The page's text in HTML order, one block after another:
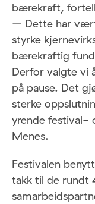
bærekraft,
– Dette har
styrke
bærekraftig
Derfor valgte vi
på pause. Det
sterke
yrende festival-
Menes.
Festivalen
takk til de rundt